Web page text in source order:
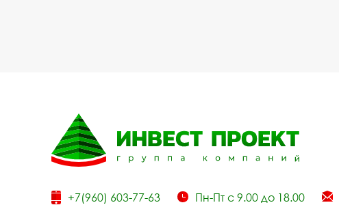
+7(960) 603-77-63 Пн-Пт с 9.00 до 18.00